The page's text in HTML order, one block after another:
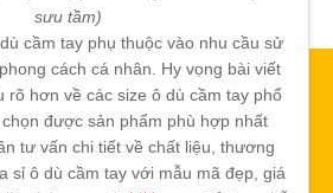
sưu tầm)
cầm tay phụ thuộc vào nhu cầu sử
cách cá nhân. Hy vọng bài viết
rõ hơn về các size ô dù cầm tay phổ
được sản phẩm phù hợp nhất
tư vấn chi tiết về chất liệu, thương
sỉ ô dù cầm tay với mẫu mã đẹp, giá